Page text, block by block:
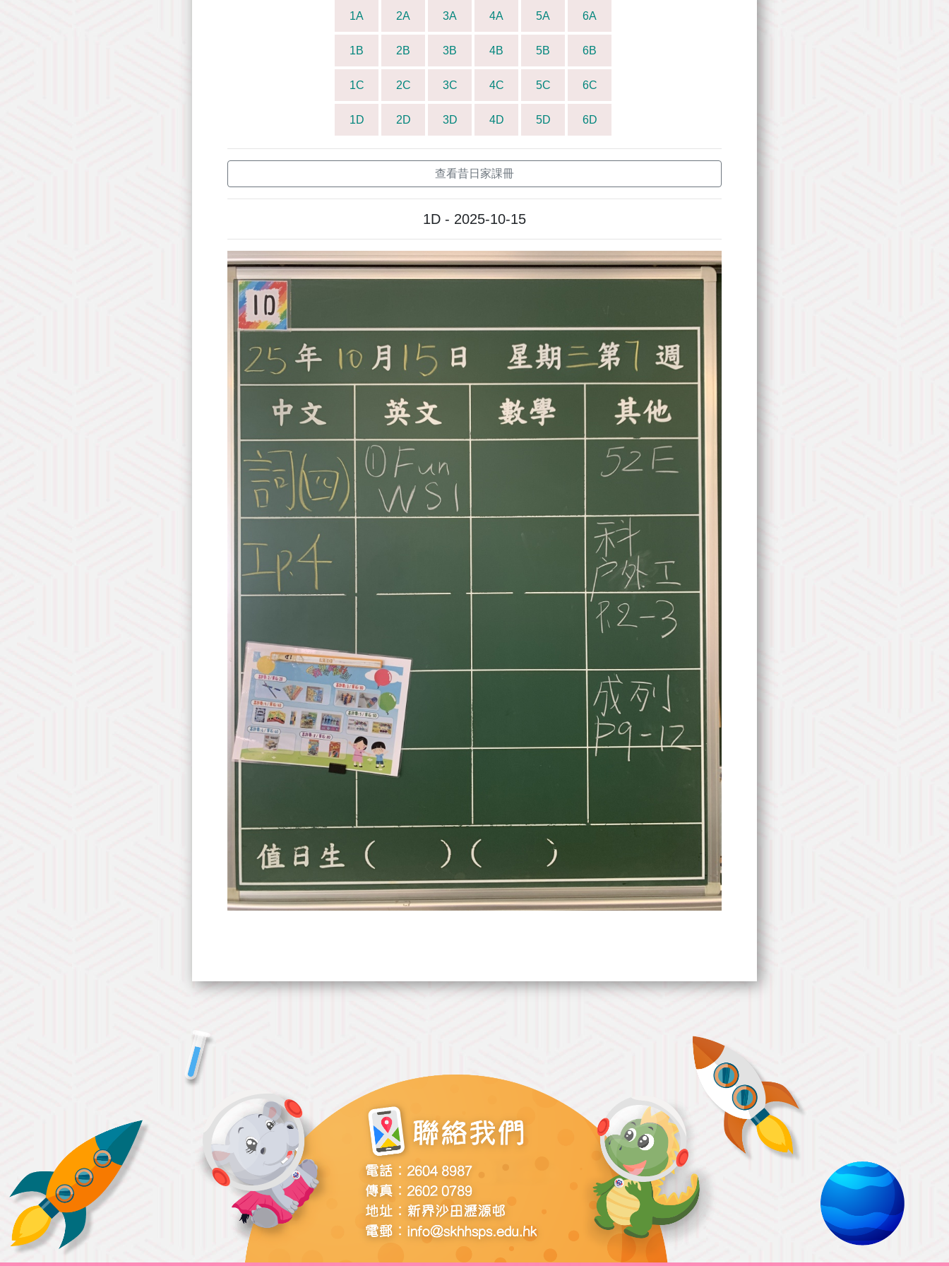
1A 2A 3A 4A 5A 6A
1B 2B 3B 4B 5B 6B
1C 2C 3C 4C 5C 6C
1D 2D 3D 4D 5D 6D
查看昔日家課冊
1D - 2025-10-15